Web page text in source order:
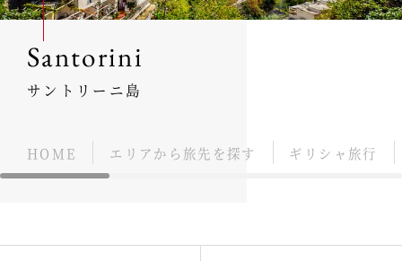
Santorini
サントリーニ島
HOME エリアから旅先を探す ギリシャ旅行